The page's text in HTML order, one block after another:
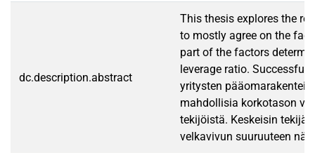
dc.description.abstract
This thesis explores the
to mostly agree on the
part of the factors
leverage ratio. Successful
yritysten
mahdollisia korkotason
tekijöistä. Keskeisin tekijä
velkavivun suuruuteen